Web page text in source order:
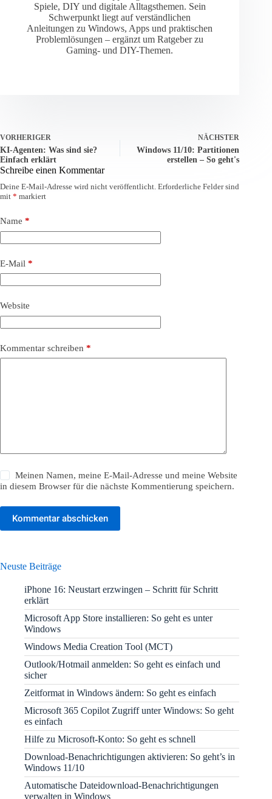
Spiele, DIY und digitale Alltagsthemen. Sein
Schwerpunkt liegt auf verständlichen
Anleitungen zu Windows, Apps und praktischen
Problemlösungen – ergänzt um Ratgeber zu
Gaming- und DIY-Themen.
VORHERIGER
KI-Agenten: Was sind sie?
Einfach erklärt
NÄCHSTER
Windows 11/10: Partitionen
erstellen – So geht's
Schreibe einen Kommentar
Deine E-Mail-Adresse wird nicht veröffentlicht. Erforderliche Felder sind
mit * markiert
Name *
E-Mail *
Website
Kommentar schreiben *
Meinen Namen, meine E-Mail-Adresse und meine Website
in diesem Browser für die nächste Kommentierung speichern.
Kommentar abschicken
Neuste Beiträge
iPhone 16: Neustart erzwingen – Schritt für Schritt
erklärt
Microsoft App Store installieren: So geht es unter
Windows
Windows Media Creation Tool (MCT)
Outlook/Hotmail anmelden: So geht es einfach und
sicher
Zeitformat in Windows ändern: So geht es einfach
Microsoft 365 Copilot Zugriff unter Windows: So geht
es einfach
Hilfe zu Microsoft-Konto: So geht es schnell
Download-Benachrichtigungen aktivieren: So geht’s in
Windows 11/10
Automatische Dateidownload-Benachrichtigungen
verwalten in Windows